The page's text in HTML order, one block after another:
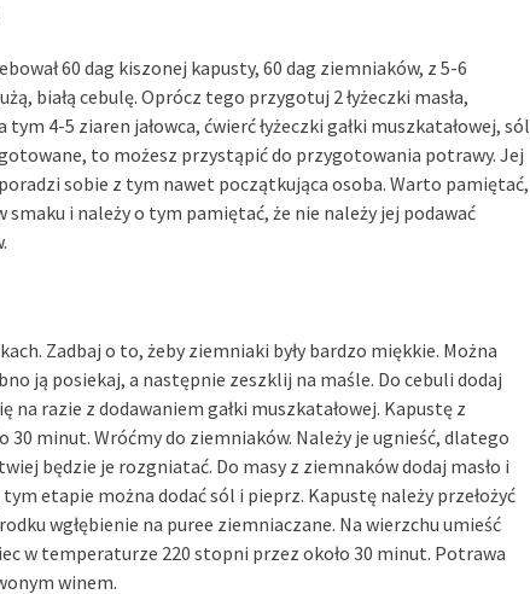
60 dag kiszonej kapusty, 60 dag ziemniaków, z 5-6
białą cebulę. Oprócz tego przygotuj 2 łyżeczki masła,
4-5 ziaren jałowca, ćwierć łyżeczki gałki muszkatałowej, sól
to możesz przystąpić do przygotowania potrawy. Jej
sobie z tym nawet początkująca osoba. Warto pamiętać,
i należy o tym pamiętać, że nie należy jej podawać
Zadbaj o to, żeby ziemniaki były bardzo miękkie. Można
ją posiekaj, a następnie zeszklij na maśle. Do cebuli dodaj
na razie z dodawaniem gałki muszkatałowej. Kapustę z
30 minut. Wróćmy do ziemniaków. Należy je ugnieść, dlatego
będzie je rozgniatać. Do masy z ziemnaków dodaj masło i
etapie można dodać sól i pieprz. Kapustę należy przełożyć
wgłębienie na puree ziemniaczane. Na wierzchu umieść
w temperaturze 220 stopni przez około 30 minut. Potrawa
winem.